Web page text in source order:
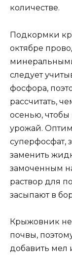
количестве.
Подкормки
октябре
следует
фосфора,
рассчитать,
осенью,
урожай.
суперфосфат,
заменить
замоченным
раствор для
засыпают в
Крыжовник
почвы,
добавить мел